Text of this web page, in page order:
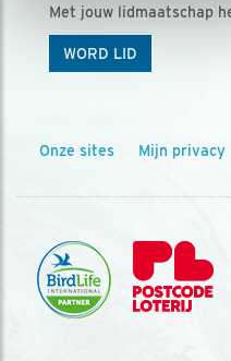
Met jouw lidmaatschap
WORD LID
Onze sites Mijn privacy